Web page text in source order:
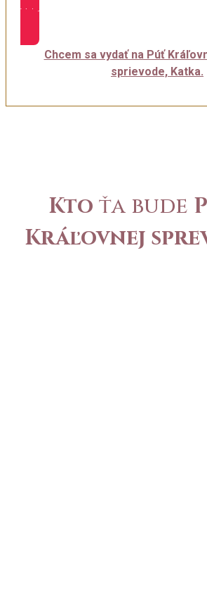
Vykročiť na Púť Kráľovnej
Chcem sa vydať na Púť
sprievode, Katka.
Kto ťa bude
Kráľovnej